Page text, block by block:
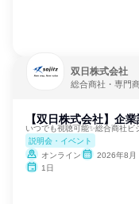
双日株式会社
総合商社・専門
【双日株式会社】企
いつでも視聴可能✨総合商社
説明会・イベント
オンライン
2026年8月
1日